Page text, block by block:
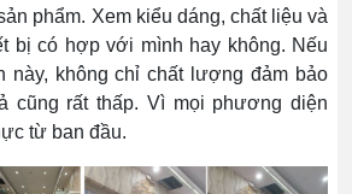
phẩm. Xem kiểu dáng, chất liệu và
bị có hợp với mình hay không. Nếu
này, không chỉ chất lượng đảm bảo
cũng rất thấp. Vì mọi phương diện
từ ban đầu.